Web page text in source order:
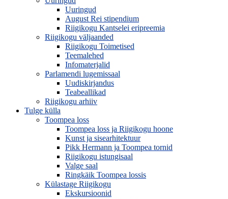
Uuringud
August Rei stipendium
Riigikogu Kantselei eripreemia
Riigikogu väljaanded
Riigikogu Toimetised
Teemalehed
Infomaterjalid
Parlamendi lugemissaal
Uudiskirjandus
Teabeallikad
Riigikogu arhiiv
Tulge külla
Toompea loss
Toompea loss ja Riigikogu hoone
Kunst ja sisearhitektuur
Pikk Hermann ja Toompea tornid
Riigikogu istungisaal
Valge saal
Ringkäik Toompea lossis
Külastage Riigikogu
Ekskursioonid